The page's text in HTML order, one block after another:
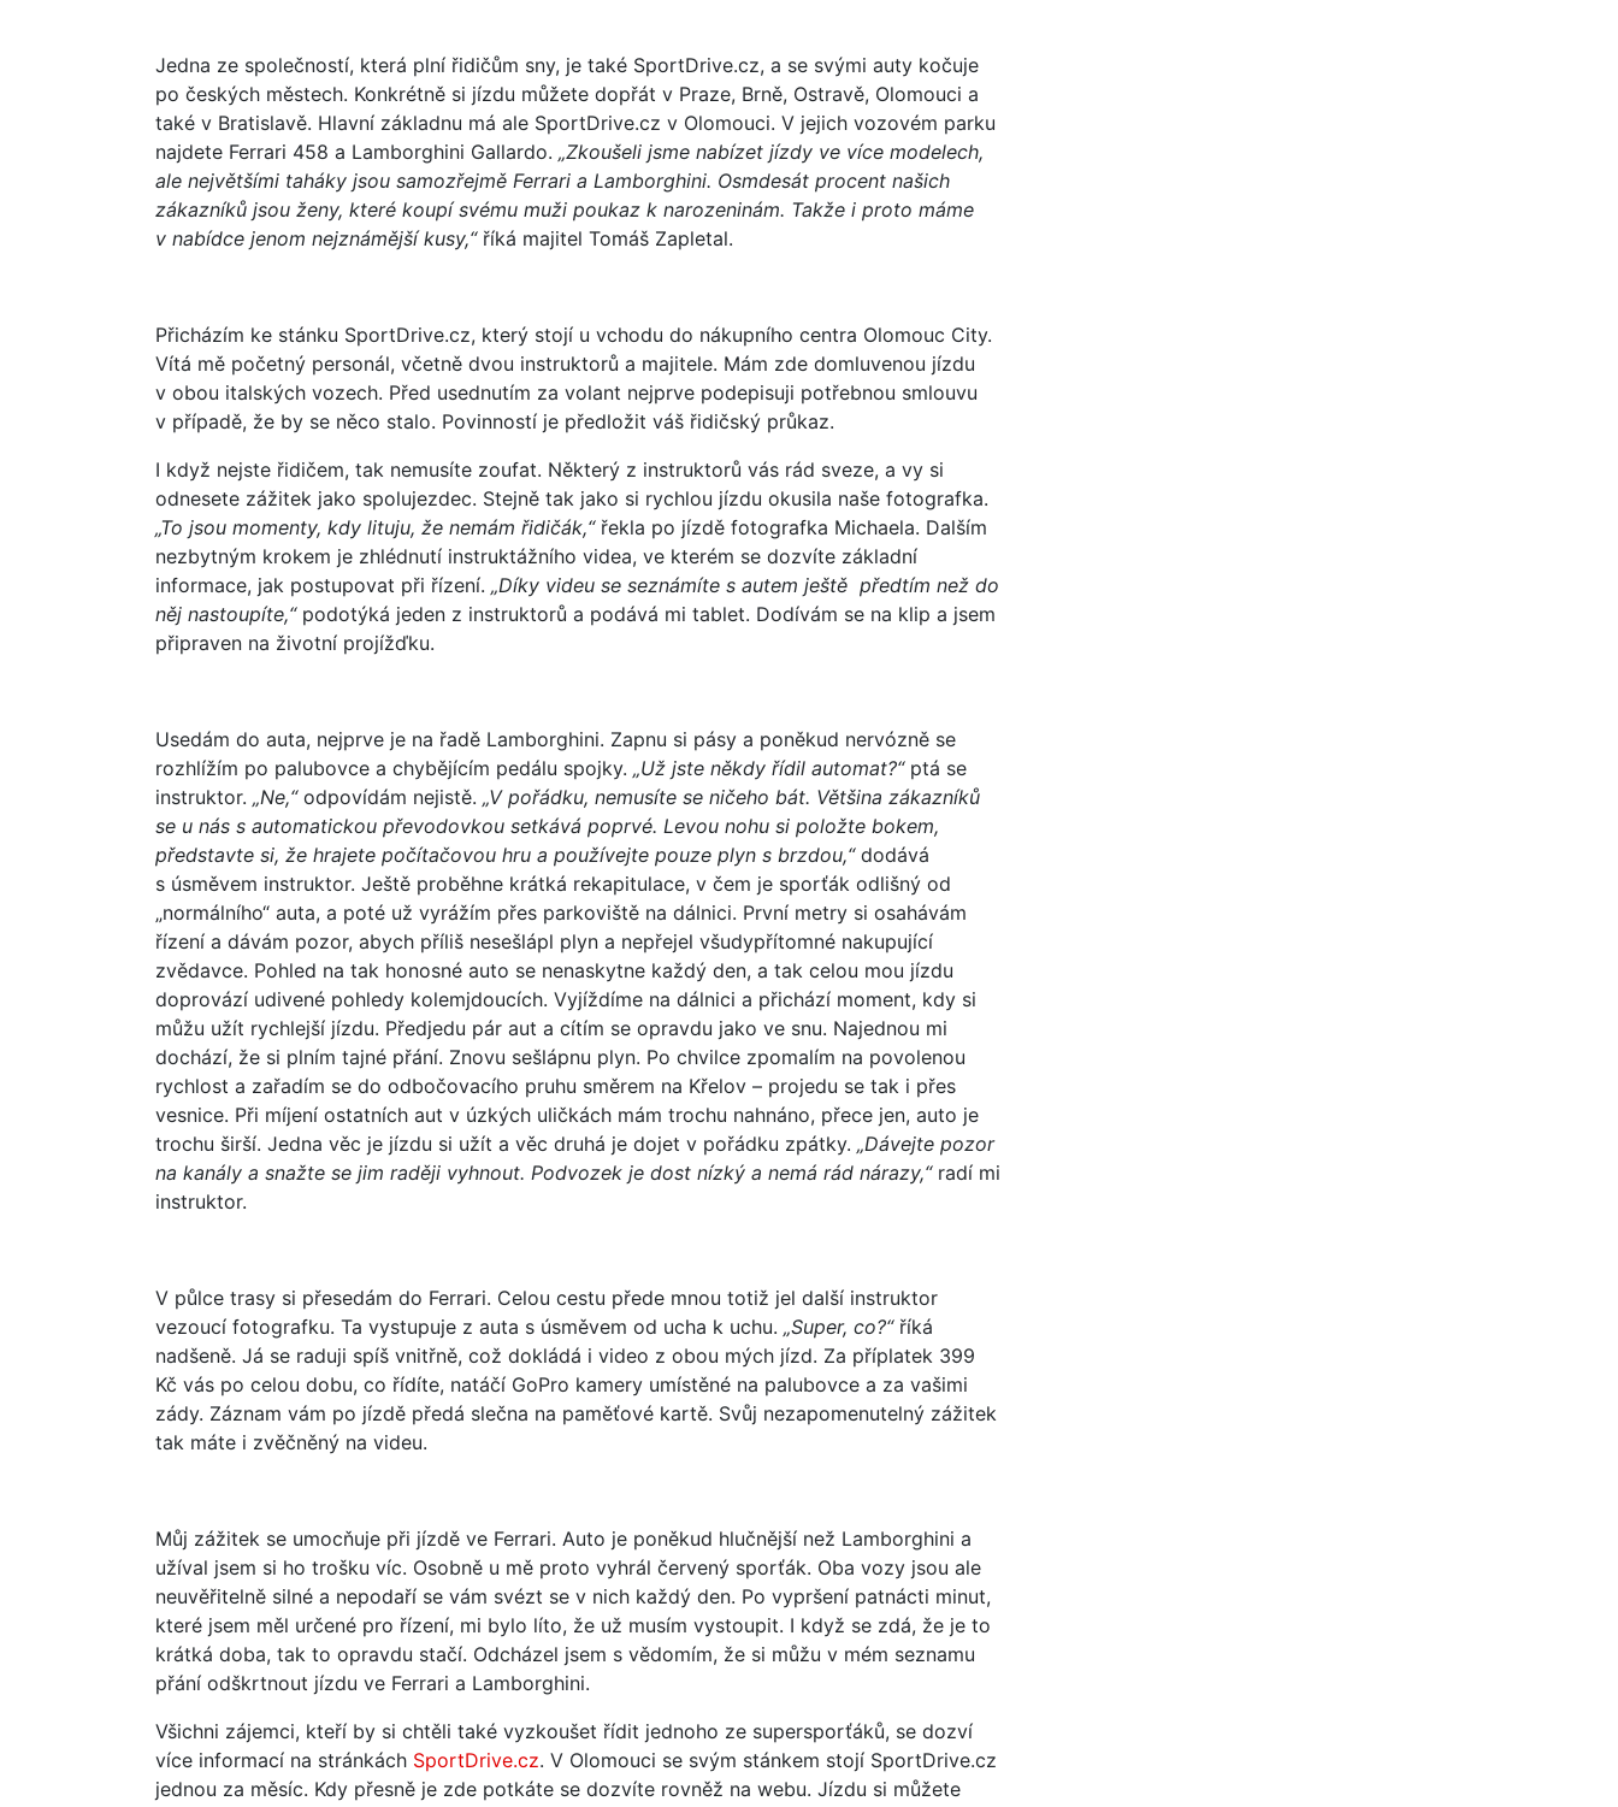
Jedna ze společností, která plní řidičům sny, je také SportDrive.cz, a se svými auty kočuje
po českých městech. Konkrétně si jízdu můžete dopřát v Praze, Brně, Ostravě, Olomouci a
také v Bratislavě. Hlavní základnu má ale SportDrive.cz v Olomouci. V jejich vozovém parku
najdete Ferrari 458 a Lamborghini Gallardo. „Zkoušeli jsme nabízet jízdy ve více modelech,
ale největšími taháky jsou samozřejmě Ferrari a Lamborghini. Osmdesát procent našich
zákazníků jsou ženy, které koupí svému muži poukaz k narozeninám. Takže i proto máme
v nabídce jenom nejznámější kusy,“říká majitel Tomáš Zapletal.
Přicházím ke stánku SportDrive.cz, který stojí u vchodu do nákupního centra Olomouc City.
Vítá mě početný personál, včetně dvou instruktorů a majitele. Mám zde domluvenou jízdu
v obou italských vozech. Před usednutím za volant nejprve podepisuji potřebnou smlouvu
v případě, že by se něco stalo. Povinností je předložit váš řidičský průkaz.
I když nejste řidičem, tak nemusíte zoufat. Některý z instruktorů vás rád sveze, a vy si
odnesete zážitek jako spolujezdec. Stejně tak jako si rychlou jízdu okusila naše fotografka.
„To jsou momenty, kdy lituju, že nemám řidičák,“ řekla po jízdě fotografka Michaela. Dalším
nezbytným krokem je zhlédnutí instruktážního videa, ve kterém se dozvíte základní
informace, jak postupovat při řízení. „Díky videu se seznámíte s autem ještě předtím než do
něj nastoupíte,“podotýká jeden z instruktorů a podává mi tablet. Dodívám se na klip a jsem
připraven na životní projížďku.
Usedám do auta, nejprve je na řadě Lamborghini. Zapnu si pásy a poněkud nervózně se
rozhlížím po palubovce a chybějícím pedálu spojky. „Už jste někdy řídil automat?“ ptá se
instruktor. „Ne,“odpovídám nejistě. „V pořádku, nemusíte se ničeho bát. Většina zákazníků
se u nás s automatickou převodovkou setkává poprvé. Levou nohu si položte bokem,
představte si, že hrajete počítačovou hru a používejte pouze plyn s brzdou,“dodává
s úsměvem instruktor. Ještě proběhne krátká rekapitulace, v čem je sporťák odlišný od
„normálního“ auta, a poté už vyrážím přes parkoviště na dálnici. První metry si osahávám
řízení a dávám pozor, abych příliš nesešlápl plyn a nepřejel všudypřítomné nakupující
zvědavce. Pohled na tak honosné auto se nenaskytne každý den, a tak celou mou jízdu
doprovází udivené pohledy kolemjdoucích. Vyjíždíme na dálnici a přichází moment, kdy si
můžu užít rychlejší jízdu. Předjedu pár aut a cítím se opravdu jako ve snu. Najednou mi
dochází, že si plním tajné přání. Znovu sešlápnu plyn. Po chvilce zpomalím na povolenou
rychlost a zařadím se do odbočovacího pruhu směrem na Křelov – projedu se tak i přes
vesnice. Při míjení ostatních aut v úzkých uličkách mám trochu nahnáno, přece jen, auto je
trochu širší. Jedna věc je jízdu si užít a věc druhá je dojet v pořádku zpátky. „Dávejte pozor
na kanály a snažte se jim raději vyhnout. Podvozek je dost nízký a nemá rád nárazy,“radí mi
instruktor.
V půlce trasy si přesedám do Ferrari. Celou cestu přede mnou totiž jel další instruktor
vezoucí fotografku. Ta vystupuje z auta s úsměvem od ucha k uchu. „Super, co?“říká
nadšeně. Já se raduji spíš vnitřně, což dokládá i video z obou mých jízd. Za příplatek 399
Kč vás po celou dobu, co řídíte, natáčí GoPro kamery umístěné na palubovce a za vašimi
zády. Záznam vám po jízdě předá slečna na paměťové kartě. Svůj nezapomenutelný zážitek
tak máte i zvěčněný na videu.
Můj zážitek se umocňuje při jízdě ve Ferrari. Auto je poněkud hlučnější než Lamborghini a
užíval jsem si ho trošku víc. Osobně u mě proto vyhrál červený sporťák. Oba vozy jsou ale
neuvěřitelně silné a nepodaří se vám svézt se v nich každý den. Po vypršení patnácti minut,
které jsem měl určené pro řízení, mi bylo líto, že už musím vystoupit. I když se zdá, že je to
krátká doba, tak to opravdu stačí. Odcházel jsem s vědomím, že si můžu v mém seznamu
přání odškrtnout jízdu ve Ferrari a Lamborghini.
Všichni zájemci, kteří by si chtěli také vyzkoušet řídit jednoho ze supersporťáků, se dozví
více informací na stránkách SportDrive.cz. V Olomouci se svým stánkem stojí SportDrive.cz
jednou za měsíc. Kdy přesně je zde potkáte se dozvíte rovněž na webu. Jízdu si můžete